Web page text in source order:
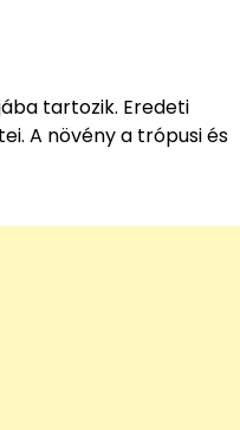
tartozik. Eredeti
A növény a trópusi és